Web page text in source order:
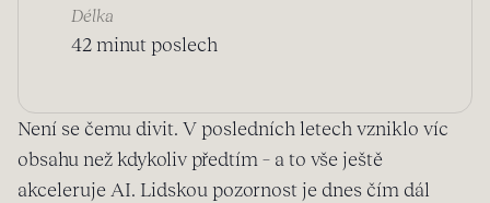
Délka
42 minut poslech
Není se čemu divit. V posledních letech vzniklo víc
obsahu než kdykoliv předtím – a to vše ještě
akceleruje AI. Lidskou pozornost je dnes čím dál